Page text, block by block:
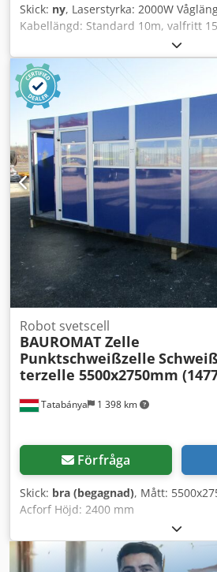
Skick: ny, Laserstyrka: 2000W
Kabellängd: Standard 10m, valfritt
kontinuerligt / modulerat
0~120mm/s Credsw T Rhdjpfx Acfef
vattenkylare
Intervall för luftfuktighet i
Tatabánya 1 398 km
Robot svetscell
BAUROMAT Zelle
Punktschweißzelle
terzelle 5500x2750mm
Förfråga
Skick: bra (begagnad), Mått:
Acforf Höjd: 2400 mm